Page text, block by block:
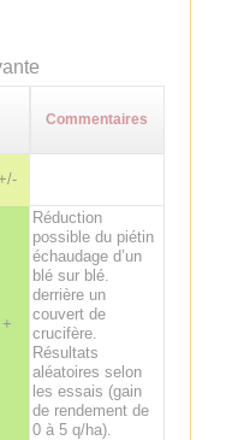
Commentaires
+
Réduction
possible du piétin
échaudage d’un
blé sur blé.
derrière un
couvert de
crucifère.
Résultats
aléatoires selon
les essais (gain
de rendement de
0 à 5 q/ha).